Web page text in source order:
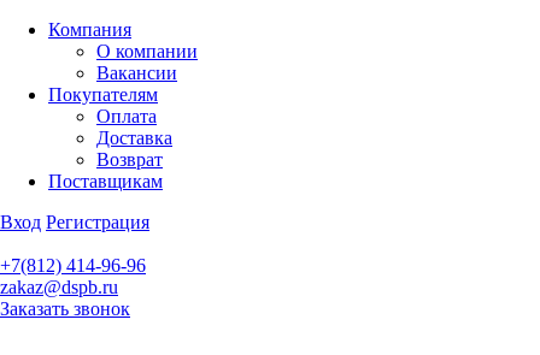
Компания
О компании
Вакансии
Покупателям
Оплата
Доставка
Возврат
Поставщикам
Вход Регистрация
+7(812) 414-96-96
zakaz@dspb.ru
Заказать звонок